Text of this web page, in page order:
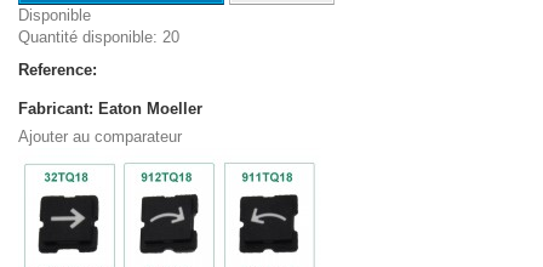
Disponible
Quantité disponible: 20
Reference:
Fabricant: Eaton Moeller
Ajouter au comparateur